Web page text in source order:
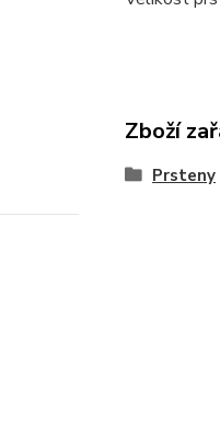
Zboží
Prsteny